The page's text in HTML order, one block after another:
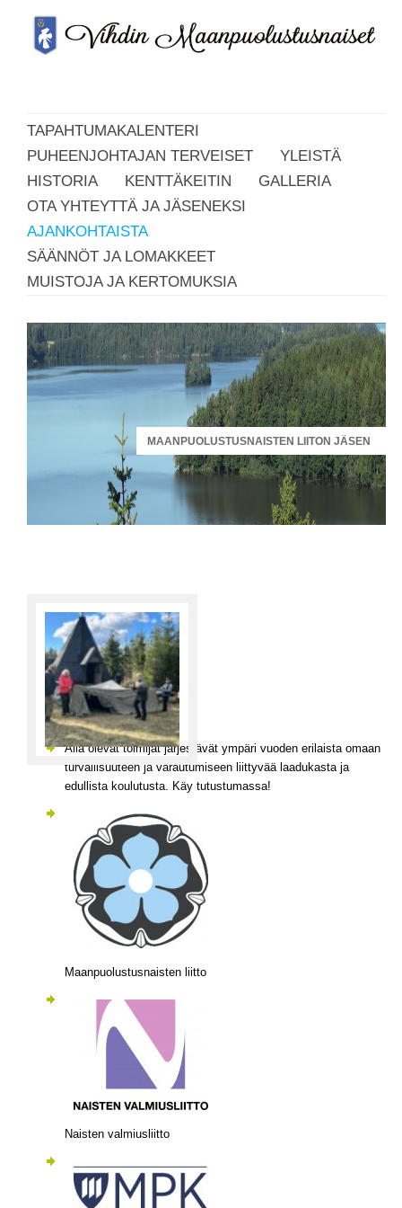
TAPAHTUMAKALENTERI
PUHEENJOHTAJAN TERVEISET
YLEISTÄ
HISTORIA
KENTTÄKEITIN
GALLERIA
OTA YHTEYTTÄ JA JÄSENEKSI
AJANKOHTAISTA
SÄÄNNÖT JA LOMAKKEET
MUISTOJA JA KERTOMUKSIA
MAANPUOLUSTUSNAISTEN LIITON JÄSEN
Alla olevat toimijat järjestävät ympäri vuoden erilaista omaan
turvallisuuteen ja varautumiseen liittyvää laadukasta ja
edullista koulutusta. Käy tutustumassa!
Maanpuolustusnaisten liitto
Naisten valmiusliitto